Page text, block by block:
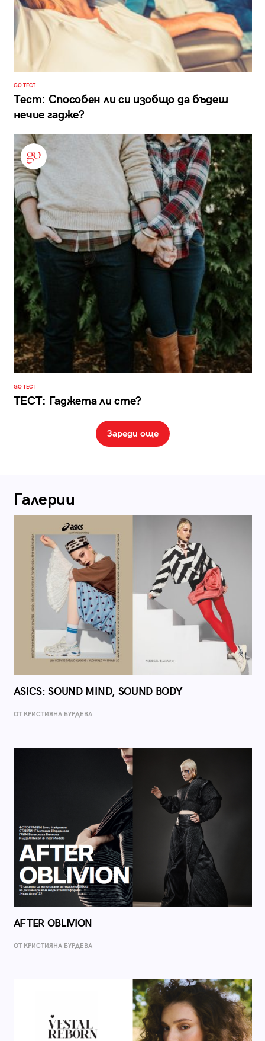
GO ТЕСТ
Тест: Способен ли си изобщо да бъдеш
нечие гадже?
GO ТЕСТ
ТЕСТ: Гаджета ли сте?
Зареди още
Галерии
ASICS: SOUND MIND, SOUND BODY
ОТ КРИСТИЯНА БУРДЕВА
AFTER OBLIVION
ОТ КРИСТИЯНА БУРДЕВА